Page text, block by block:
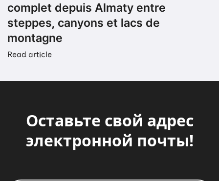
complet depuis Almaty entre
steppes, canyons et lacs de
montagne
Read article
Oставьте свой адрес
электронной почты!